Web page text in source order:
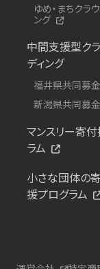
ゆめ・まちクラ
ング
中間支援型ク
ディング
福井県共同募
新潟県共同募
マンスリー寄
ラム
小さな団体の
援プログラム